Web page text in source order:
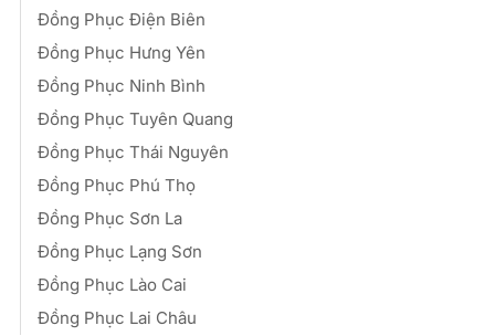
Đồng Phục Điện Biên
Đồng Phục Hưng Yên
Đồng Phục Ninh Bình
Đồng Phục Tuyên Quang
Đồng Phục Thái Nguyên
Đồng Phục Phú Thọ
Đồng Phục Sơn La
Đồng Phục Lạng Sơn
Đồng Phục Lào Cai
Đồng Phục Lai Châu